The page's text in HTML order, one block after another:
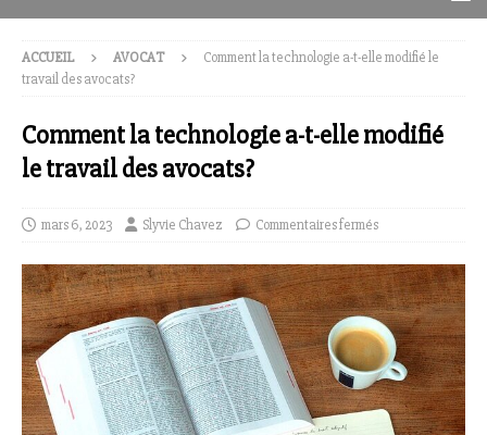
ACCUEIL AVOCAT
Comment la technologie a-t-elle modifié le
travail des avocats?
Comment la technologie a-t-elle modifié
le travail des avocats?
mars 6, 2023 Slyvie Chavez Commentaires fermés